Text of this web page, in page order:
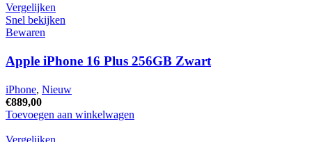
Groen
128GB
hoeveelheid
Vergelijken
Snel bekijken
Bewaren
Apple iPhone 16 Plus 256GB Zwart
iPhone, Nieuw
€889,00
Apple
16
Toevoegen aan winkelwagen
Vergelijken